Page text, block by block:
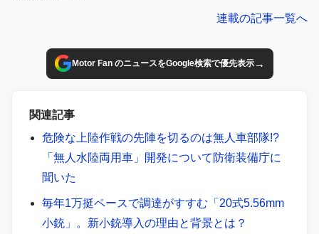
連載の記事一覧へ
Motor Fan のニュースをGoogle検索で優先表示→
関連記事
危険な上陸作戦の先陣を切るのは無人車部隊!?
「無人水陸両用車」開発について防衛装備庁に
聞いた
毎年1万挺ペースで調達がすすむ「20式5.56mm
小銃」。新小銃導入の理由と背景とは？